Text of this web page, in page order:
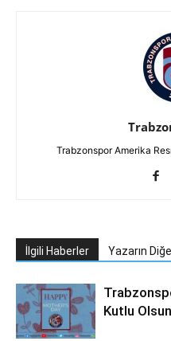
Trabzonspor Amerika
İlgili Haberler Yazarın
Kutlu Olsun